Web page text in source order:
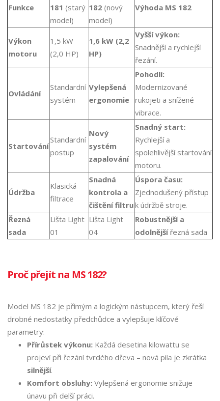
Funkce
181 (starý
model)
182 (nový
model)
Výhoda MS 182
Výkon
motoru
1,5 kW
(2,0 HP)
1,6 kW (2,2
HP)
Vyšší výkon:
Snadnější a rychlejší
řezání.
Ovládání
Standardní
systém
Vylepšená
ergonomie
Pohodlí:
Modernizované
rukojeti a snížené
vibrace.
Startování
Standardní
postup
Nový
systém
zapalování
Snadný start:
Rychlejší a
spolehlivější startování
motoru.
Údržba
Klasická
filtrace
Snadná
kontrola a
čištění filtru
Úspora času:
Zjednodušený přístup
k údržbě stroje.
Řezná
sada
Lišta Light
01
Lišta Light
04
Robustnější a
odolnějšířezná sada
Proč přejít na MS 182?
Model MS 182 je přímým a logickým nástupcem, který řeší
drobné nedostatky předchůdce a vylepšuje klíčové
parametry:
Přírůstek výkonu: Každá desetina kilowattu se
projeví při řezání tvrdého dřeva – nová pila je zkrátka
silnější.
Komfort obsluhy: Vylepšená ergonomie snižuje
únavu při delší práci.